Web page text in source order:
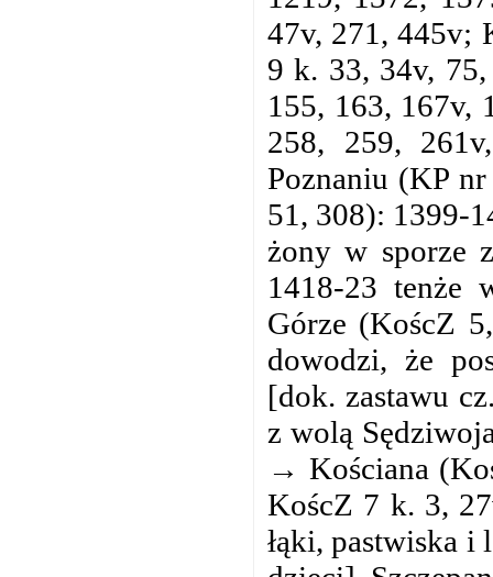
47v, 271, 445v;
9 k. 33, 34v,
155, 163, 167v,
258, 259,
Poznaniu (KP
51, 308): 1399-
żony w sporze
1418-23 tenże
Górze (KoścZ
dowodzi, że
[dok. zastawu
z wolą
→ Kościana
KoścZ 7 k. 3,
łąki, pastwiska